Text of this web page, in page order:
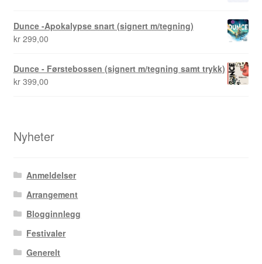
Dunce -Apokalypse snart (signert m/tegning)
kr299,00
Dunce - Førstebossen (signert m/tegning samt trykk)
kr399,00
Nyheter
Anmeldelser
Arrangement
Blogginnlegg
Festivaler
Generelt